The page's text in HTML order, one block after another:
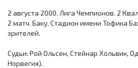
2 августа 2000. Лига Чемпионов. 2
2 матч. Баку. Стадион имени Тофика
зрителей.
Судьи: Рой Ольсен, Стейнар Хольвик,
Норвегия).